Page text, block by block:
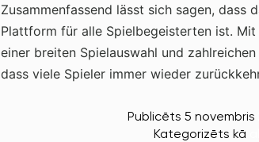
Zusammenfassend lässt sich sagen, dass
Plattform für alle Spielbegeisterten ist.
einer breiten Spielauswahl und
dass viele Spieler immer wieder
Publicēts 5 novembris
Kategorizēts kā